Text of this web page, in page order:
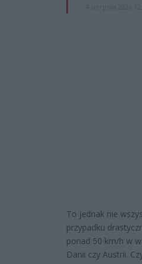
To jednak nie
przypadku
ponad 50 km/h w
Danii czy Austrii.